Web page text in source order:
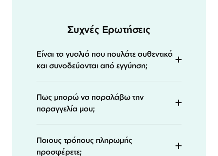
Συχνές Ερωτήσεις
Είναι τα γυαλιά που πουλάτε αυθεντικά
και συνοδεύονται από εγγύηση;
Πως μπορώ να παραλάβω την
παραγγελία μου;
Ποιους τρόπους πληρωμής
προσφέρετε;